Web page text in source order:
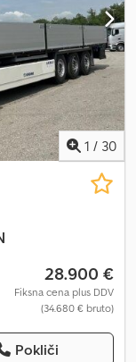
Acgeck
1 / 30
28.900 €
Fiksna cena plus DDV
(34.680 € bruto)
Pokliči